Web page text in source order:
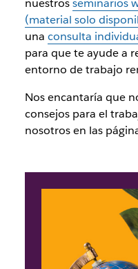
nuestrosseminarios
(material solo
una consulta
para que te ayude a
entorno de trabajo
Nos encantaría que
consejos para el
nosotros en las